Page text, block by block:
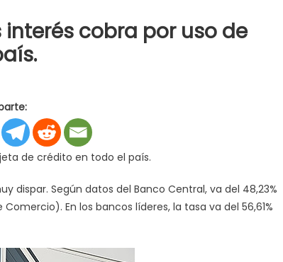
interés cobra por uso de
de crédito en todo el país.
dispar. Según datos del Banco Central, va del 48,23%
En los bancos líderes, la tasa va del 56,61%